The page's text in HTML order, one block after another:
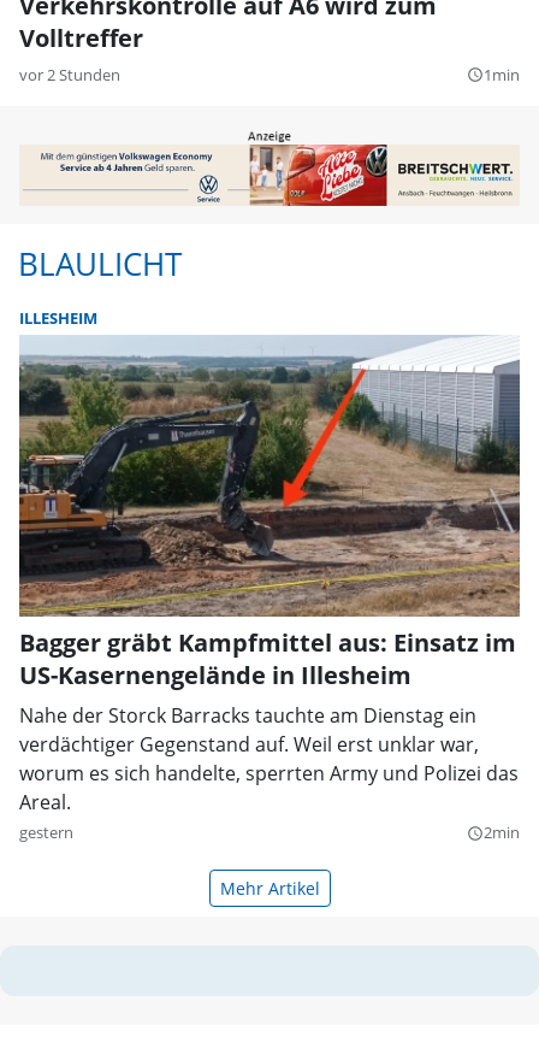
Volltreffer
vor 2 Stunden query_builder1min
BLAULICHT
ILLESHEIM
Bagger gräbt Kampfmittel aus: Einsatz im
US-Kasernengelände in Illesheim
Nahe der Storck Barracks tauchte am Dienstag ein
verdächtiger Gegenstand auf. Weil erst unklar war,
worum es sich handelte, sperrten Army und Polizei das
Areal.
gestern query_builder2min
Mehr Artikel